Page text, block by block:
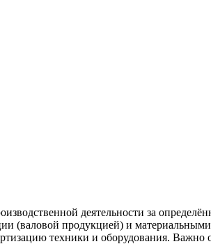
деятельности за
(валовой продукцией) и материальными
техники и оборудования. Важно